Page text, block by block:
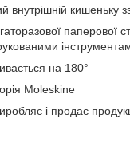
внутрішній кишеньку
паперової
на 180°
Moleskine
і продає